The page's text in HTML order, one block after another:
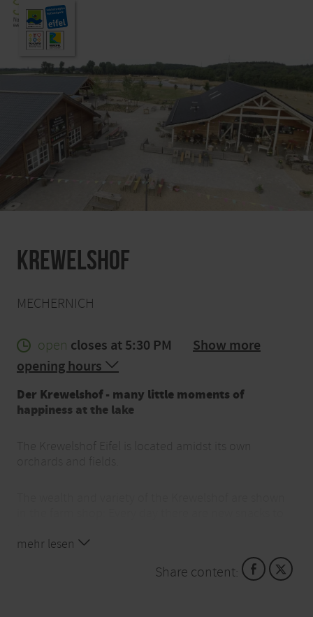
Krewelshof
MECHERNICH
open closes at 5:30 PM
Show more
opening hours
Der Krewelshof - many little moments of
happiness at the lake
The Krewelshof Eifel is located amidst its own
mehr lesen
Share content: